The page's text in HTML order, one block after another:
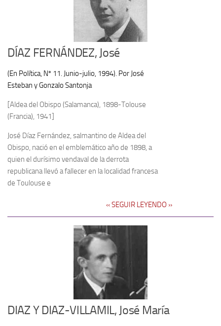
DÍAZ FERNÁNDEZ, José
(En Política, Nº 11. Junio-julio, 1994). Por José
Esteban y Gonzalo Santonja
[Aldea del Obispo (Salamanca), 1898-Tolouse
(Francia), 1941]
José Díaz Fernández, salmantino de Aldea del
Obispo, nació en el emblemático año de 1898, a
quien el durísimo vendaval de la derrota
republicana llevó a fallecer en la localidad francesa
de Toulouse e
‹‹ SEGUIR LEYENDO ››
DIAZ Y DIAZ-VILLAMIL, José María